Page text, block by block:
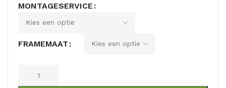
MONTAGESERVICE
FRAMEMAAT